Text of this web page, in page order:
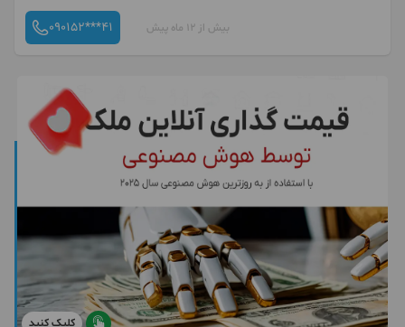
بیش از 12 ماه پیش 090152***41
کلیک کنید